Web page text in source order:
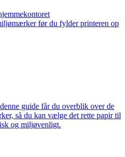
før du fylder printeren op
guide får du overblik over de
så du kan vælge det rette papir til
og miljøvenligt.